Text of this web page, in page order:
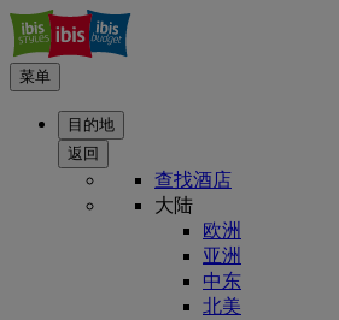
菜单
目的地
返回
查找酒店
大陆
欧洲
亚洲
中东
北美